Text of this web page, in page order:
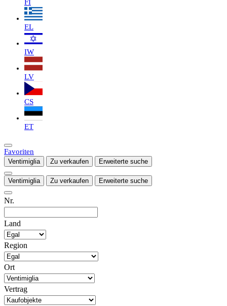
FI
EL
IW
LV
CS
ET
Favoriten
Ventimiglia Zu verkaufen Erweiterte suche
Ventimiglia Zu verkaufen Erweiterte suche
Nr.
Land
Region
Ort
Vertrag